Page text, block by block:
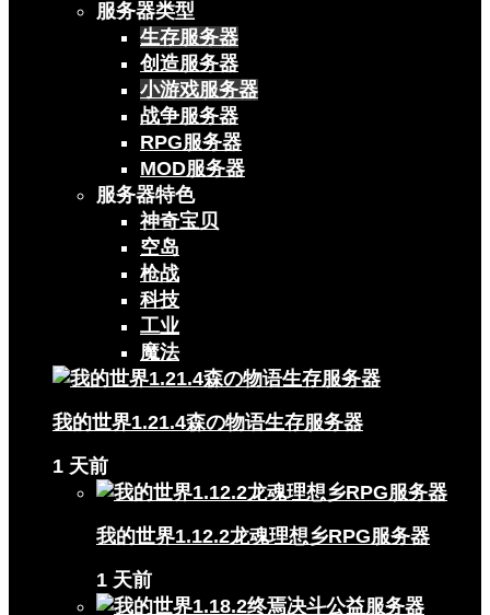
服务器类型
生存服务器
创造服务器
小游戏服务器
战争服务器
RPG服务器
MOD服务器
服务器特色
神奇宝贝
空岛
枪战
科技
工业
魔法
我的世界1.21.4森の物语生存服务器
1 天前
我的世界1.12.2龙魂理想乡RPG服务器
1 天前